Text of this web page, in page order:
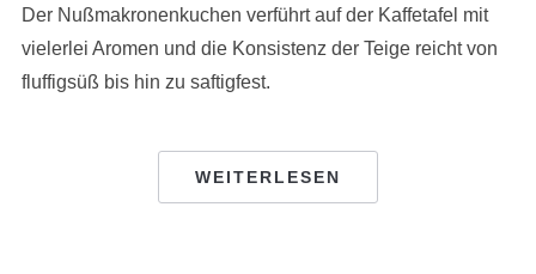
Der Nußmakronenkuchen verführt auf der Kaffetafel mit
vielerlei Aromen und die Konsistenz der Teige reicht von
fluffigsüß bis hin zu saftigfest.
WEITERLESEN